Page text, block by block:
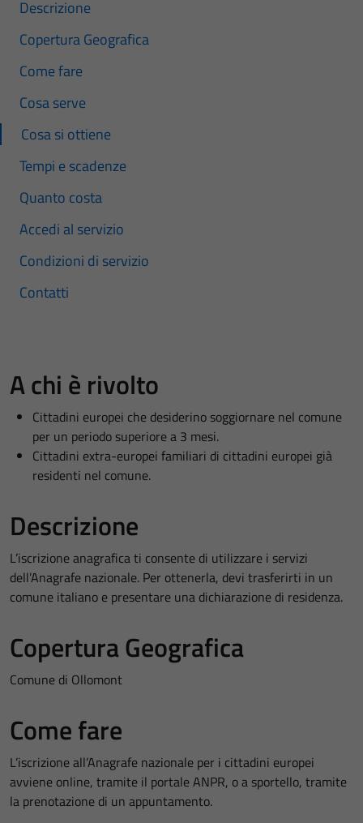
Descrizione
Copertura Geografica
Come fare
Cosa serve
Cosa si ottiene
Tempi e scadenze
Quanto costa
Accedi al servizio
Condizioni di servizio
Contatti
A chi è rivolto
Cittadini europei che desiderino soggiornare nel comune
per un periodo superiore a 3 mesi.
Cittadini extra-europei familiari di cittadini europei già
residenti nel comune.
Descrizione
L’iscrizione anagrafica ti consente di utilizzare i servizi
dell’Anagrafe nazionale. Per ottenerla, devi trasferirti in un
comune italiano e presentare una dichiarazione di residenza.
Copertura Geografica
Comune di Ollomont
Come fare
L’iscrizione all’Anagrafe nazionale per i cittadini europei
avviene online, tramite il portale ANPR, o a sportello, tramite
la prenotazione di un appuntamento.